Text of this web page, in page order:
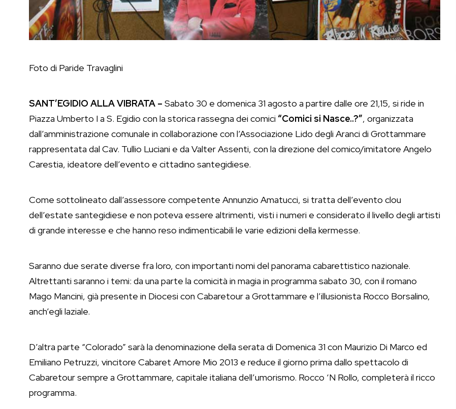
Foto di Paride Travaglini
SANT’EGIDIO ALLA VIBRATA – Sabato 30 e domenica 31 agosto a partire dalle ore 21,15, si ride in
Piazza Umberto I a S. Egidio con la storica rassegna dei comici “Comici si Nasce..?”, organizzata
dall’amministrazione comunale in collaborazione con l’Associazione Lido degli Aranci di Grottammare
rappresentata dal Cav. Tullio Luciani e da Valter Assenti, con la direzione del comico/imitatore Angelo
Carestia, ideatore dell’evento e cittadino santegidiese.
Come sottolineato dall’assessore competente Annunzio Amatucci, si tratta dell’evento clou
dell’estate santegidiese e non poteva essere altrimenti, visti i numeri e considerato il livello degli artisti
di grande interesse e che hanno reso indimenticabili le varie edizioni della kermesse.
Saranno due serate diverse fra loro, con importanti nomi del panorama cabarettistico nazionale.
Altrettanti saranno i temi: da una parte la comicità in magia in programma sabato 30, con il romano
Mago Mancini, già presente in Diocesi con Cabaretour a Grottammare e l’illusionista Rocco Borsalino,
anch’egli laziale.
D’altra parte “Colorado” sarà la denominazione della serata di Domenica 31 con Maurizio Di Marco ed
Emiliano Petruzzi, vincitore Cabaret Amore Mio 2013 e reduce il giorno prima dallo spettacolo di
Cabaretour sempre a Grottammare, capitale italiana dell’umorismo. Rocco ‘N Rollo, completerà il ricco
programma.